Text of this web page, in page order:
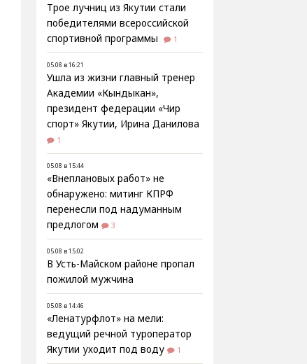
Трое лучниц из Якутии стали
победителями всероссийской
спортивной программы
1
05.08 в 16:21
Ушла из жизни главный тренер
Академии «Кындыкан»,
президент федерации «Чир
спорт» Якутии, Ирина Данилова
1
05.08 в 15:44
«Внеплановых работ» не
обнаружено: митинг КПРФ
перенесли под надуманным
предлогом
3
05.08 в 15:02
В Усть-Майском районе пропал
пожилой мужчина
05.08 в 14:46
«Ленатурфлот» на мели:
ведущий речной туроператор
Якутии уходит под воду
1